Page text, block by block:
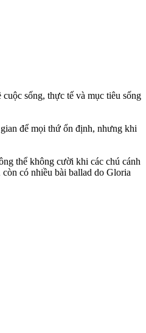
sống, thực tế và mục tiêu sống
để mọi thứ ổn định, nhưng khi
thể không cười khi các chú cánh
có nhiều bài ballad do Gloria